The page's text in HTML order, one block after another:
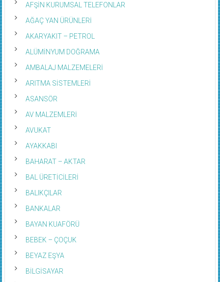
AFŞİN KURUMSAL TELEFONLAR
AĞAÇ YAN ÜRÜNLERİ
AKARYAKIT – PETROL
ALÜMİNYUM DOĞRAMA
AMBALAJ MALZEMELERİ
ARITMA SİSTEMLERİ
ASANSÖR
AV MALZEMLERİ
AVUKAT
AYAKKABI
BAHARAT – AKTAR
BAL ÜRETİCİLERİ
BALIKÇILAR
BANKALAR
BAYAN KUAFÖRÜ
BEBEK – ÇOÇUK
BEYAZ EŞYA
BİLGİSAYAR